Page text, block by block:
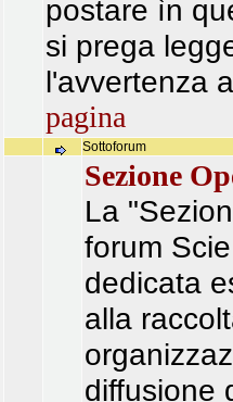
postare ìn
si prega
l'avvertenza
pagina
Sottoforum
Sezione
La
forum
dedicata
alla
diffusione